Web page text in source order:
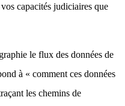
capacités judiciaires que
le flux des données de
à « comment ces données
les chemins de